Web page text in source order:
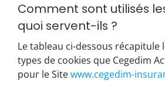
Comment sont utilisés
quoi servent-ils ?
Le tableau ci-dessous récapitule
types de cookies que Cegedim
pour le Sitewww.cegedim-